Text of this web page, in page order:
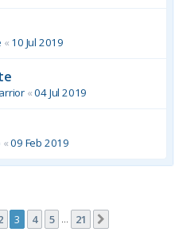
« 10 Jul 2019
«04 Jul 2019
«09 Feb 2019
21
3 4 5 … 21